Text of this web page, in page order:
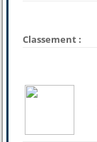
Classement :